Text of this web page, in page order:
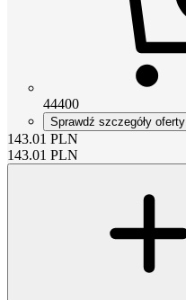
44400
Sprawdź szczegóły oferty
143.01 PLN
143.01 PLN